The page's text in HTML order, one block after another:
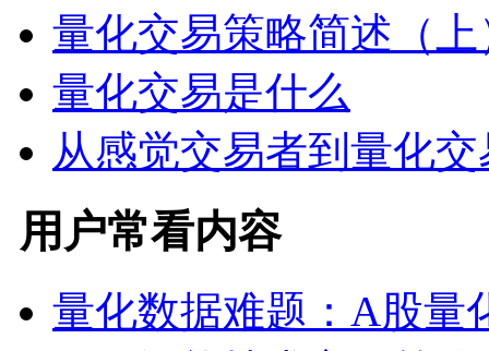
量化交易策略简述（上
量化交易是什么
从感觉交易者到量化
用户常看内容
量化数据难题：A股